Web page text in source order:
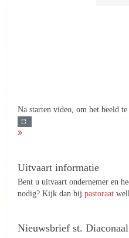
Na starten video, om het beeld
Uitvaart informatie
Bent u uitvaart ondernemer en
nodig? Kijk dan bij pastoraat
Nieuwsbrief st.